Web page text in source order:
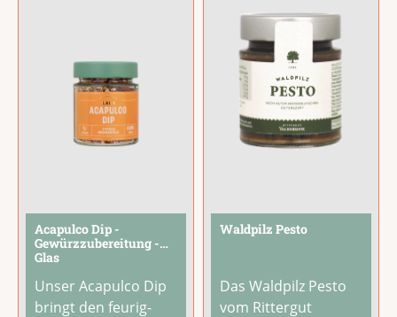
überzeugt er durch
natürliche...
für Grillgemüse,
Salate, Geflügel,
Fisch und ...
Acapulco Dip -
Gewürzzubereitung -
Glas
Unser Acapulco Dip
bringt den feurig-
Waldpilz Pesto
Das Waldpilz Pesto
vom Rittergut